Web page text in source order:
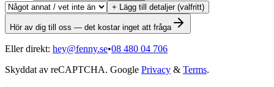
+ Lägg till detaljer (valfritt)
Hör av dig till oss — det kostar inget att fråga
Eller direkt: hey@fenny.se•08 480 04 706
Skyddat av reCAPTCHA. Google Privacy & Terms.